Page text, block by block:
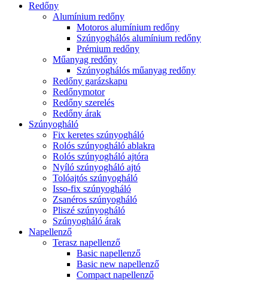
Redőny
Alumínium redőny
Motoros alumínium redőny
Szúnyoghálós alumínium redőny
Prémium redőny
Műanyag redőny
Szúnyoghálós műanyag redőny
Redőny garázskapu
Redőnymotor
Redőny szerelés
Redőny árak
Szúnyogháló
Fix keretes szúnyogháló
Rolós szúnyogháló ablakra
Rolós szúnyogháló ajtóra
Nyíló szúnyogháló ajtó
Tolóajtós szúnyogháló
Isso-fix szúnyogháló
Zsanéros szúnyogháló
Pliszé szúnyogháló
Szúnyogháló árak
Napellenző
Terasz napellenző
Basic napellenző
Basic new napellenző
Compact napellenző